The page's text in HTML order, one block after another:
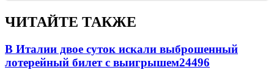
ЧИТАЙТЕ ТАКЖЕ
В Италии двое суток искали выброшенный
лотерейный билет с выигрышем24496